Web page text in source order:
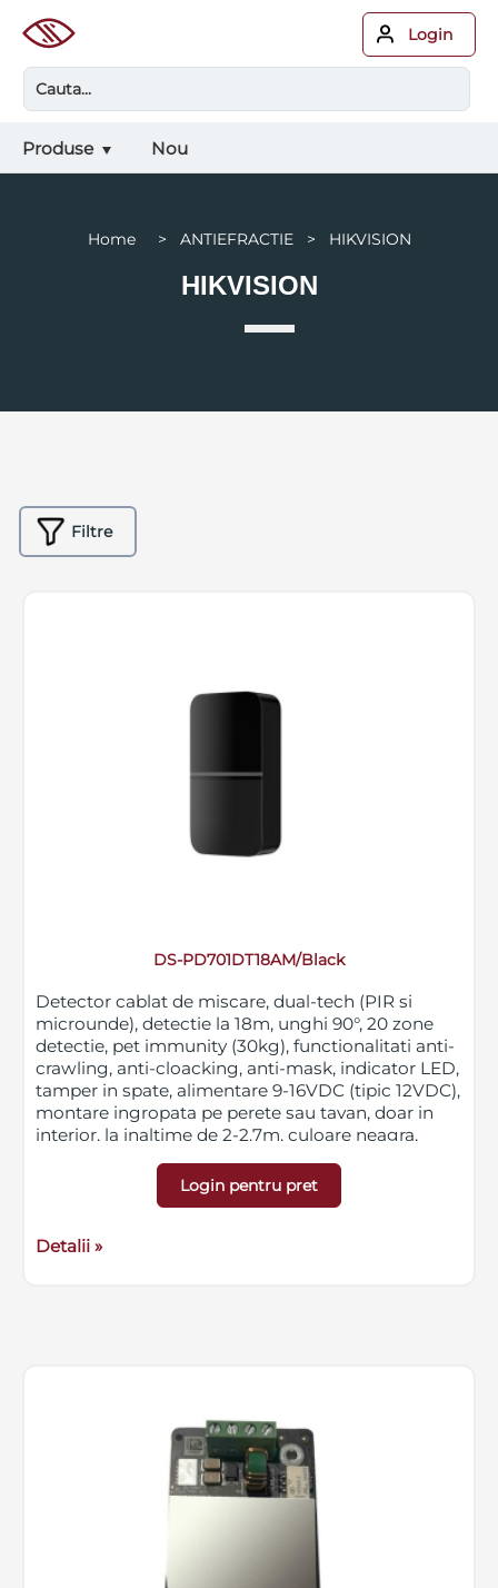
Login
Produse Nou
Home > ANTIEFRACTIE > HIKVISION
HIKVISION
Filtre
DS-PD701DT18AM/Black
Detector cablat de miscare, dual-tech (PIR si
microunde), detectie la 18m, unghi 90°, 20 zone
detectie, pet immunity (30kg), functionalitati anti-
crawling, anti-cloacking, anti-mask, indicator LED,
tamper in spate, alimentare 9-16VDC (tipic 12VDC),
montare ingropata pe perete sau tavan, doar in
interior, la inaltime de 2-2.7m, culoare neagra,
Login pentru pret
Detalii »